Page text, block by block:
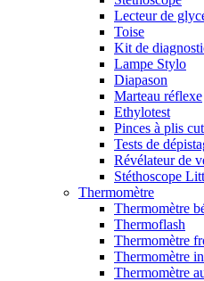
Lecteur de
Toise
Kit de
Lampe Stylo
Diapason
Marteau réflexe
Ethylotest
Pinces à plis
Tests de
Révélateur de
Stéthoscope
Thermomètre
Thermomètre
Thermoflash
Thermomètre
Thermomètre
Thermomètre